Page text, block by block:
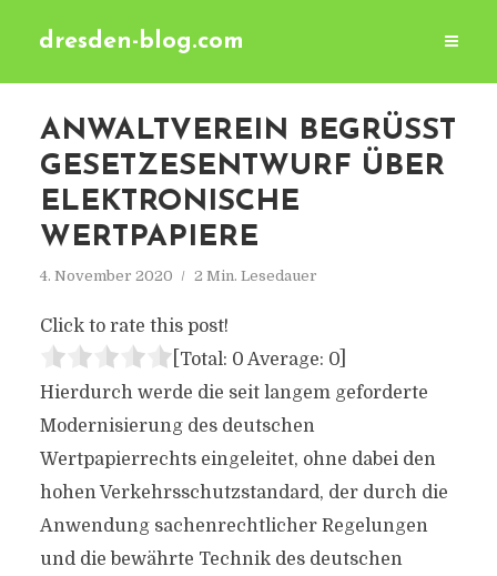
dresden-blog.com
ANWALTVEREIN BEGRÜSST G
ESETZESENTWURF ÜBER E
LEKTRONISCHE W
ERTPAPIERE
4. November 2020 2 Min. Lesedauer
Click to rate this post!
[Total: 0 Average: 0]
Hierdurch werde die seit langem geforderte
Modernisierung des deutschen
Wertpapierrechts eingeleitet, ohne dabei den
hohen Verkehrsschutzstandard, der durch die
Anwendung sachenrechtlicher Regelungen
und die bewährte Technik des deutschen